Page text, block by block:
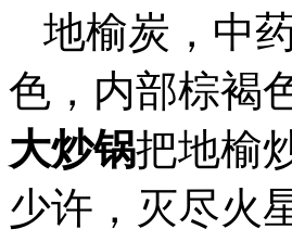
地榆炭，中
色，内部棕褐
大炒锅把地榆
少许，灭尽火